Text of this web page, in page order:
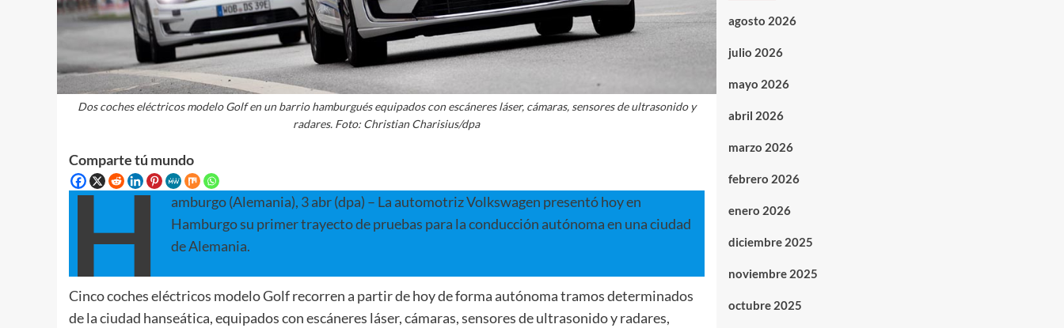
Dos coches eléctricos modelo Golf en un barrio hamburgués equipados con escáneres láser, cámaras, sensores de ultrasonido y
radares. Foto: Christian Charisius/dpa
Comparte tú mundo
H
amburgo (Alemania), 3 abr (dpa) – La automotriz Volkswagen presentó hoy en
Hamburgo su primer trayecto de pruebas para la conducción autónoma en una ciudad
de Alemania.
Cinco coches eléctricos modelo Golf recorren a partir de hoy de forma autónoma tramos determinados
de la ciudad hanseática, equipados con escáneres láser, cámaras, sensores de ultrasonido y radares,
agosto 2026
julio 2026
mayo 2026
abril 2026
marzo 2026
febrero 2026
enero 2026
diciembre 2025
noviembre 2025
octubre 2025